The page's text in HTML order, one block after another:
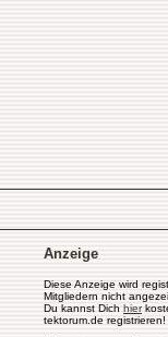
Anzeige
Diese Anzeige wird
Mitgliedern nicht
Du kannst Dich hier
tektorum.de registrieren!